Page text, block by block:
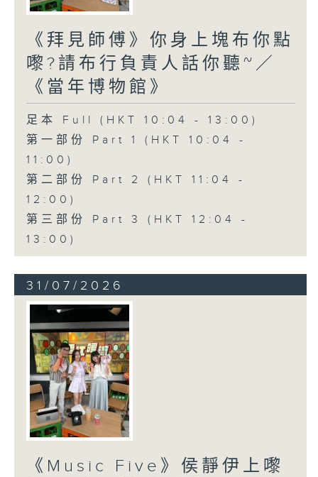
《拜見師傅》你身上塊布你點
嚟?請布行負責人話你聽~／
《當年博物館》
足本 Full (HKT 10:04 - 13:00)
第一部份 Part 1 (HKT 10:04 -
11:00)
第二部份 Part 2 (HKT 11:04 -
12:00)
第三部份 Part 3 (HKT 12:04 -
13:00)
31/07/2026
《Music Five》侯靜伊上嚟